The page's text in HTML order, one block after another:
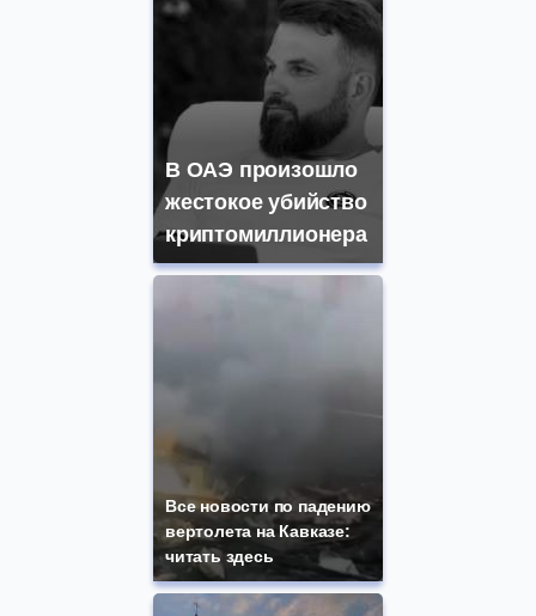
В ОАЭ произошло
жестокое убийство
криптомиллионера
Все новости по падению
вертолета на Кавказе:
читать здесь